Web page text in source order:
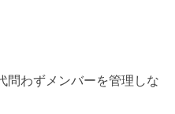
問わずメンバーを管理しな